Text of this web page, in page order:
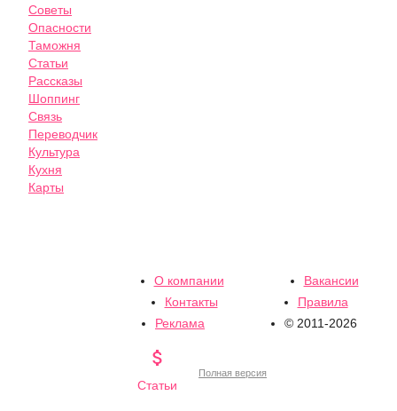
Советы
Опасности
Таможня
Статьи
Рассказы
Шоппинг
Связь
Переводчик
Культура
Кухня
Карты
О компании
Вакансии
Контакты
Правила
Реклама
© 2011-2026

Статьи
Полная версия